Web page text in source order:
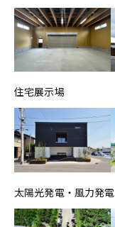
住宅展示場
太陽光発電・風力発電